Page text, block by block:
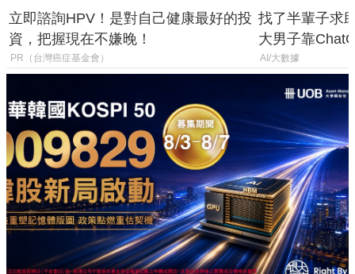
立即諮詢HPV！是對自己健康最好的投
資，把握現在不嫌晚！
PR（台灣癌症基金會）
找了半輩子求
大男子靠
年家人
AI/大數據